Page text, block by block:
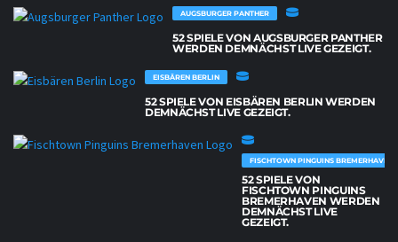
AUGSBURGER PANTHER
52 SPIELE VON AUGSBURGER PANTHER
WERDEN DEMNÄCHST LIVE GEZEIGT.
EISBÄREN BERLIN
52 SPIELE VON EISBÄREN BERLIN WERDEN
DEMNÄCHST LIVE GEZEIGT.
FISCHTOWN PINGUINS BREMERHAVEN
52 SPIELE VON
FISCHTOWN PINGUINS
BREMERHAVEN WERDEN
DEMNÄCHST LIVE
GEZEIGT.